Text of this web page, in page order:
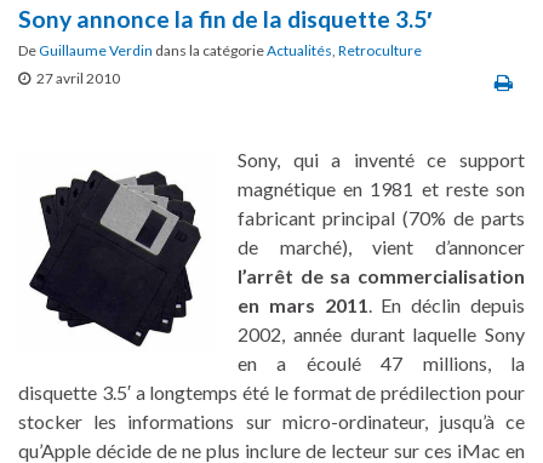
Sony annonce la fin de la disquette 3.5′
DeGuillaume Verdin dans la catégorieActualités, Retroculture
27 avril 2010
Sony, qui a inventé ce support
magnétique en 1981 et reste son
fabricant principal (70% de parts
de marché), vient d’annoncer
l’arrêt de sa commercialisation
en mars 2011. En déclin depuis
2002, année durant laquelle Sony
en a écoulé 47 millions, la
disquette 3.5′ a longtemps été le format de prédilection pour
stocker les informations sur micro-ordinateur, jusqu’à ce
qu’Apple décide de ne plus inclure de lecteur sur ces iMac en